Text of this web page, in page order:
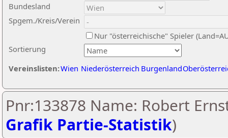
Sortierung
Bundesland
Spgem./Kreis/Verein
Nur "österreichische" Spieler
Vereinslisten:Wien Niederösterreich Burgenland
Pnr:133878 Name: Robert
Grafik Partie-Statistik)